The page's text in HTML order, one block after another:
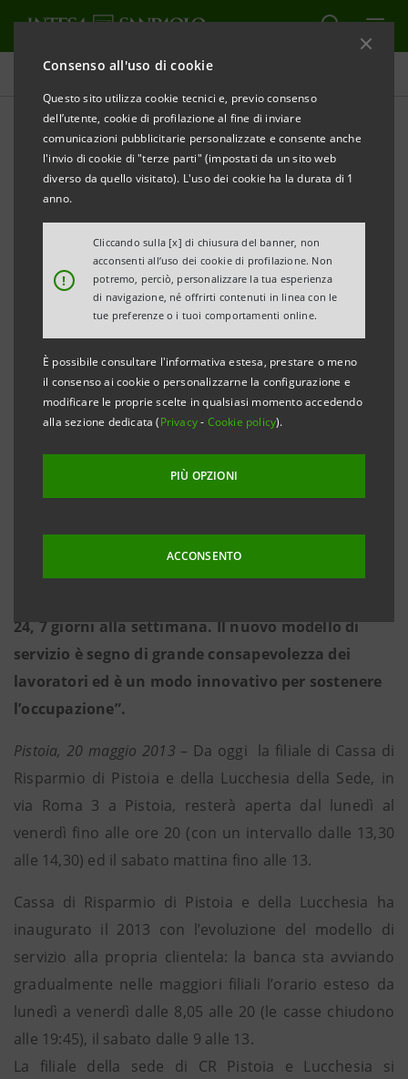
Consenso all'uso di cookie
Questo sito utilizza cookie tecnici e, previo consenso
dell’utente, cookie di profilazione al fine di inviare
comunicazioni pubblicitarie personalizzate e consente anche
l'invio di cookie di "terze parti" (impostati da un sito web
diverso da quello visitato). L'uso dei cookie ha la durata di 1
anno.
!
Cliccando sulla [x] di chiusura del banner, non
acconsenti all’uso dei cookie di profilazione. Non
potremo, perciò, personalizzare la tua esperienza
di navigazione, né offrirti contenuti in linea con le
tue preferenze o i tuoi comportamenti online.
È possibile consultare l'informativa estesa, prestare o meno
il consenso ai cookie o personalizzarne la configurazione e
modificare le proprie scelte in qualsiasi momento accedendo
alla sezione dedicata (Privacy- Cookie policy).
PIÙ OPZIONI
ACCONSENTO
Comunicati stampa
STAMPA AGGIORNA
CASSA DI RISPARMIO DI PISTOIA E DELLA
LUCCHESIA:
LA FILIALE DELLA SEDE APERTA FINO ALLE 20
E ANCHE IL SABATO MATTINA
PIÙ VICINI AL CLIENTE: NUOVO IMPULSO A
PRODUTTIVITÀ E
COMPETITIVITÀ; INNOVAZIONE E SOSTEGNO
• Apertura fino alle 20 e il sabato mattina; i gestori
raggiungeranno i clienti anche “a domicilio”,
clientela, maggiore integrazione tra canali
tradizionali e diretti
24, 7 giorni alla settimana. Il nuovo modello di
servizio è segno di grande consapevolezza dei
lavoratori ed è un modo innovativo per sostenere
l’occupazione”.
Pistoia, 20 maggio 2013 – Da oggi la filiale di Cassa di
Risparmio di Pistoia e della Lucchesia della Sede, in
via Roma 3 a Pistoia, resterà aperta dal lunedì al
venerdì fino alle ore 20 (con un intervallo dalle 13,30
alle 14,30) ed il sabato mattina fino alle 13.
Cassa di Risparmio di Pistoia e della Lucchesia ha
inaugurato il 2013 con l’evoluzione del modello di
servizio alla propria clientela: la banca sta avviando
gradualmente nelle maggiori filiali l’orario esteso da
lunedì a venerdì dalle 8,05 alle 20 (le casse chiudono
alle 19:45), il sabato dalle 9 alle 13.
La filiale della sede di CR Pistoia e Lucchesia si